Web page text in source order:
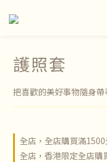
護照套
把喜歡的美好事物隨身
全店，全店購買滿
全店，香港限定全店